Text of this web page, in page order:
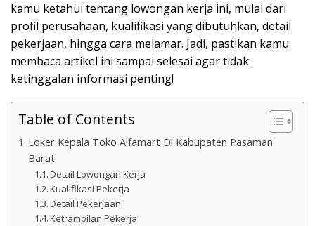
kamu ketahui tentang lowongan kerja ini, mulai dari
profil perusahaan, kualifikasi yang dibutuhkan, detail
pekerjaan, hingga cara melamar. Jadi, pastikan kamu
membaca artikel ini sampai selesai agar tidak
ketinggalan informasi penting!
Table of Contents
Loker Kepala Toko Alfamart Di Kabupaten Pasaman
Barat
Detail Lowongan Kerja
Kualifikasi Pekerja
Detail Pekerjaan
Ketrampilan Pekerja